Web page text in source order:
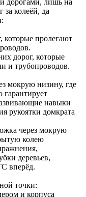
за колеёй, да
дорог, которые
и трубопроводов.
через мокрую
колею
деревьев,
вперёд.